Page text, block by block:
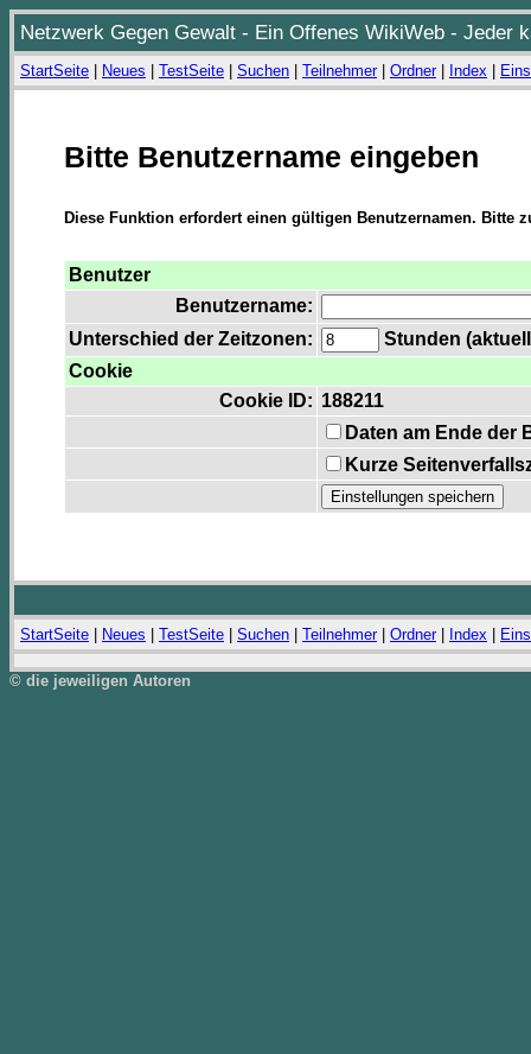
Netzwerk Gegen Gewalt - Ein Offenes WikiWeb - Jeder
StartSeite Neues TestSeite Suchen Teilnehmer| Ordner| Index
Bitte Benutzername eingeben
Diese Funktion erfordert einen gültigen Benutzernamen. Bitte
Benutzer
Benutzername:
Unterschied der Zeitzonen:
Stunden
Cookie
Cookie ID: 188211
Daten am Ende der
Kurze
StartSeite Neues TestSeite Suchen Teilnehmer| Ordner| Index
© die jeweiligen Autoren